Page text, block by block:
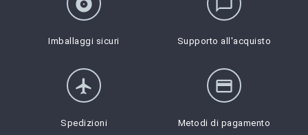
album
Imballaggi sicuri
chat_bubble_outline
Supporto all'acquisto
flight
Spedizioni
credit_card
Metodi di pagamento